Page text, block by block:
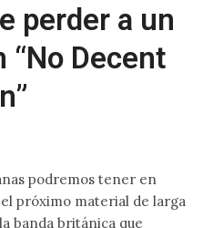
perder a un
“No Decent
podremos tener en
el próximo material de larga
banda británica que